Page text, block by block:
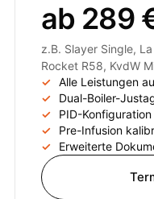
ab 289
z.B. Slayer Single,
Rocket R58, KvdW
Alle Leistungen
Dual-Boiler-
PID-
Pre-Infusion
Erweiterte